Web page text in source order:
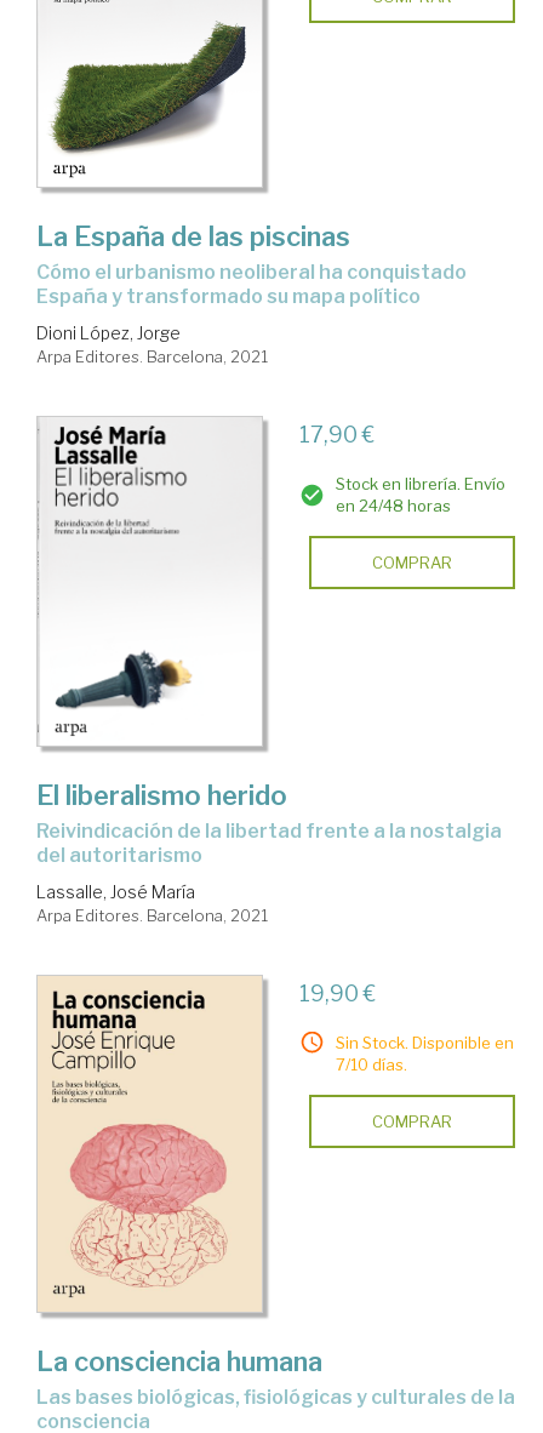
La España de las piscinas
cómo el urbanismo neoliberal ha conquistado
España y transformado su mapa político
Dioni López, Jorge
Arpa Editores. Barcelona, 2021
17,90 €
Stock en librería. Envío
en 24/48 horas
COMPRAR
El liberalismo herido
reivindicación de la libertad frente a la nostalgia
del autoritarismo
Lassalle, José María
Arpa Editores. Barcelona, 2021
19,90 €
Sin Stock. Disponible en
7/10 días.
COMPRAR
La consciencia humana
las bases biológicas, fisiológicas y culturales de la
consciencia